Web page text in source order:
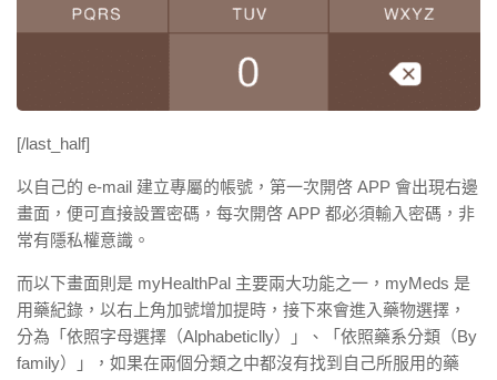
[/last_half]
以自己的 e-mail 建立專屬的帳號，第一次開啓 APP 會出現右邊
畫面，便可直接設置密碼，每次開啓 APP 都必須輸入密碼，非
常有隱私權意識。
而以下畫面則是 myHealthPal 主要兩大功能之一，myMeds 是
用藥紀錄，以右上角加號增加提時，接下來會進入藥物選擇，
分為「依照字母選擇（Alphabeticlly）」、「依照藥系分類（By
family）」，如果在兩個分類之中都沒有找到自己所服用的藥